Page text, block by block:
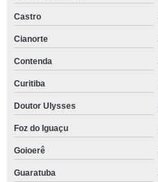
Castro
Cianorte
Contenda
Curitiba
Doutor Ulysses
Foz do Iguaçu
Goioerê
Guaratuba